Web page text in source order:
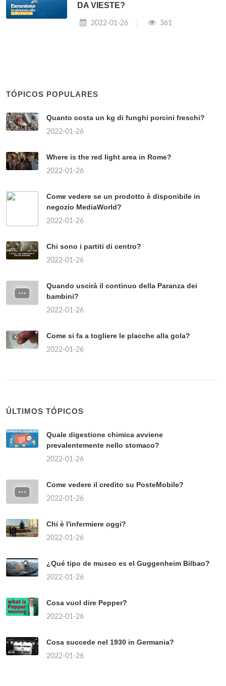
DA VIESTE?
2022-01-26 361
TÓPICOS POPULARES
Quanto costa un kg di funghi porcini freschi?
2022-01-26
Where is the red light area in Rome?
2022-01-26
Come vedere se un prodotto è disponibile in
negozio MediaWorld?
2022-01-26
Chi sono i partiti di centro?
2022-01-26
Quando uscirà il continuo della Paranza dei
bambini?
2022-01-26
Come si fa a togliere le placche alla gola?
2022-01-26
ÚLTIMOS TÓPICOS
Quale digestione chimica avviene
prevalentemente nello stomaco?
2022-01-26
Come vedere il credito su PosteMobile?
2022-01-26
Chi è l'infermiere oggi?
2022-01-26
¿Qué tipo de museo es el Guggenheim Bilbao?
2022-01-26
Cosa vuol dire Pepper?
2022-01-26
Cosa succede nel 1930 in Germania?
2022-01-26